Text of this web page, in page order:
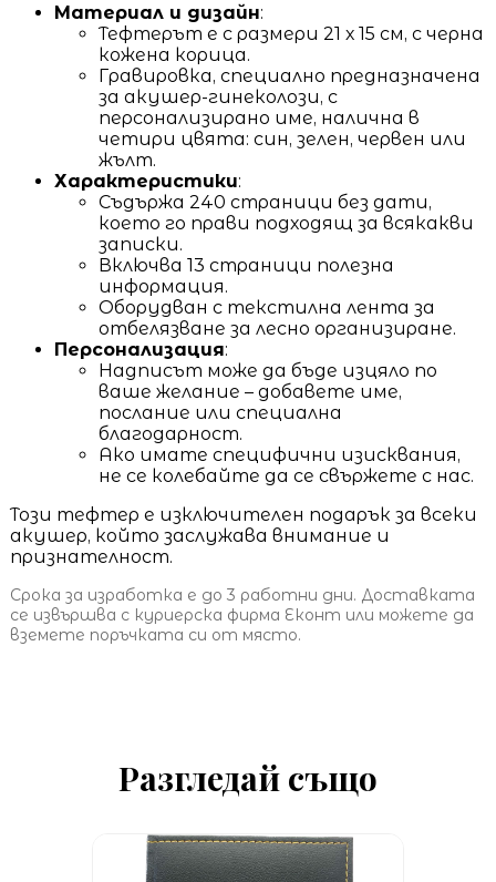
Материал и дизайн:
Тефтерът е с размери 21 х 15 см, с черна
кожена корица.
Гравировка, специално предназначена
за акушер-гинеколози, с
персонализирано име, налична в
четири цвята: син, зелен, червен или
жълт.
Характеристики:
Съдържа 240 страници без дати,
което го прави подходящ за всякакви
записки.
Включва 13 страници полезна
информация.
Оборудван с текстилна лента за
отбелязване за лесно организиране.
Персонализация:
Надписът може да бъде изцяло по
ваше желание – добавете име,
послание или специална
благодарност.
Ако имате специфични изисквания,
не се колебайте да се свържете с нас.
Този тефтер е изключителен подарък за всеки
акушер, който заслужава внимание и
признателност.
Срока за изработка е до 3 работни дни. Доставката
се извършва с куриерска фирма Еконт или можете да
вземете поръчката си от място.
Разгледай също